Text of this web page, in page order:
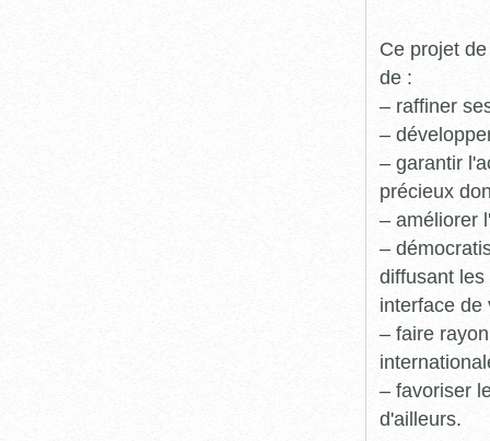
Ce projet
de :
– raffiner
–
– garantir
précieux
– améliorer
–
diffusant
interface de
– faire
– favoriser
d'ailleurs.